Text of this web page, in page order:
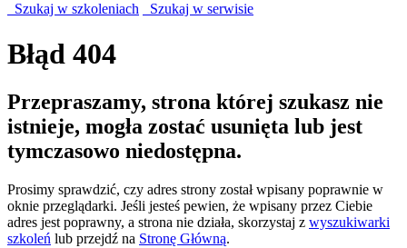
Szukaj w szkoleniach
Szukaj w serwisie
Błąd 404
Przepraszamy, strona której szukasz nie
istnieje, mogła zostać usunięta lub jest
tymczasowo niedostępna.
Prosimy sprawdzić, czy adres strony został wpisany poprawnie w
oknie przeglądarki. Jeśli jesteś pewien, że wpisany przez Ciebie
adres jest poprawny, a strona nie działa, skorzystaj z wyszukiwarki
szkoleń lub przejdź na Stronę Główną.